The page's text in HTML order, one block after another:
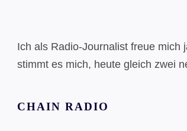
Ich als Radio-Journalist freue mich
stimmt es mich, heute gleich zwei
CHAIN RADIO